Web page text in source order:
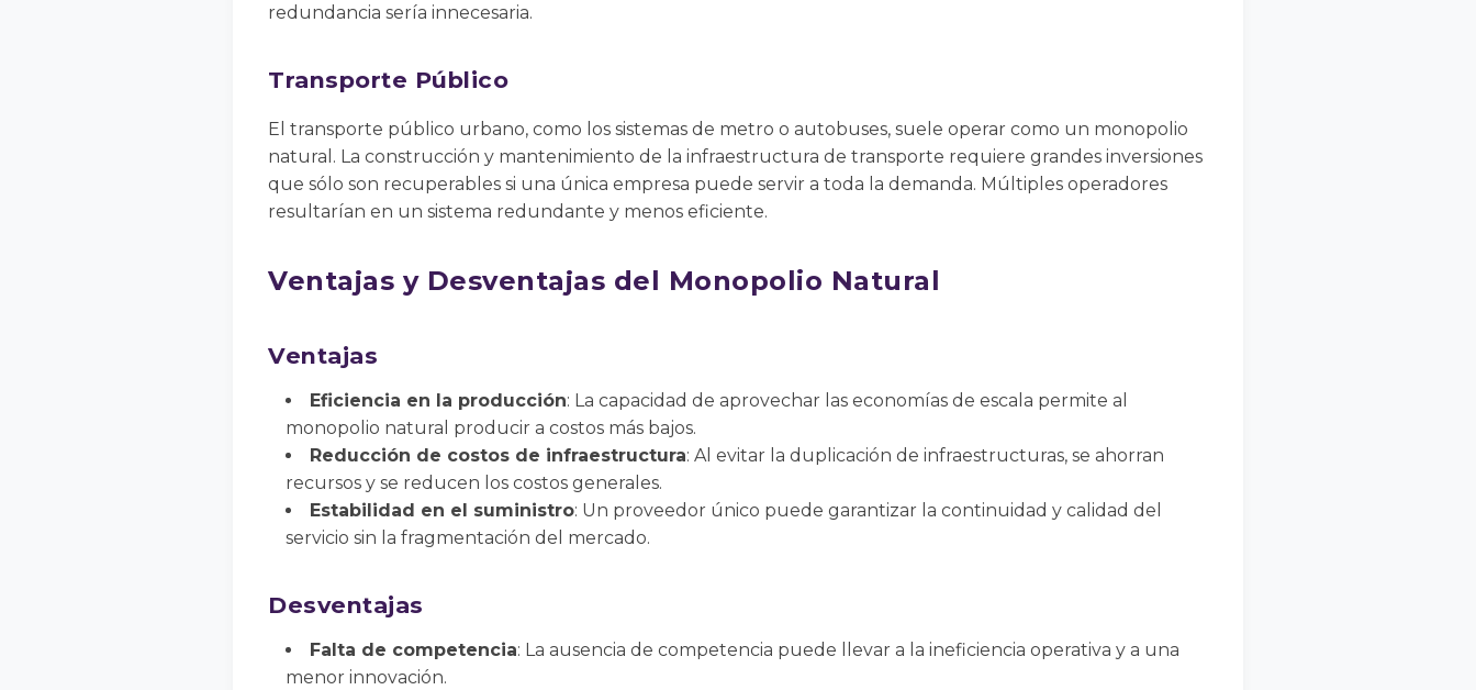
redundancia sería innecesaria.
Transporte Público
El transporte público urbano, como los sistemas de metro o autobuses, suele operar como un monopolio
natural. La construcción y mantenimiento de la infraestructura de transporte requiere grandes inversiones
que sólo son recuperables si una única empresa puede servir a toda la demanda. Múltiples operadores
resultarían en un sistema redundante y menos eficiente.
Ventajas y Desventajas del Monopolio Natural
Ventajas
Eficiencia en la producción: La capacidad de aprovechar las economías de escala permite al
monopolio natural producir a costos más bajos.
Reducción de costos de infraestructura: Al evitar la duplicación de infraestructuras, se ahorran
recursos y se reducen los costos generales.
Estabilidad en el suministro: Un proveedor único puede garantizar la continuidad y calidad del
servicio sin la fragmentación del mercado.
Desventajas
Falta de competencia: La ausencia de competencia puede llevar a la ineficiencia operativa y a una
menor innovación.